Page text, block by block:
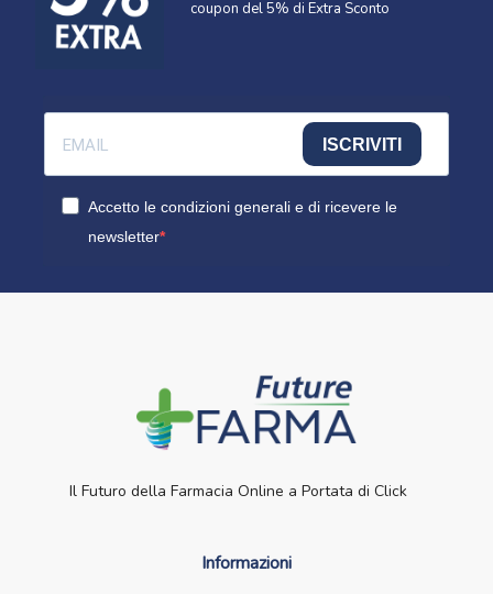
coupon del 5% di Extra Sconto
ISCRIVITI
Accetto le condizioni generali e di ricevere le
newsletter
Il Futuro della Farmacia Online a Portata di Click
Informazioni